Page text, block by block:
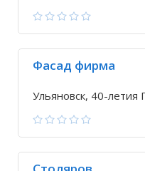
Фасад фирма
Ульяновск, 40-